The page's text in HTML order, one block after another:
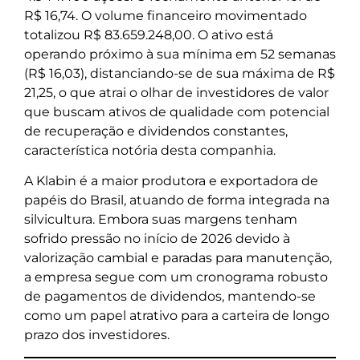
R$ 16,74. O volume financeiro movimentado
totalizou R$ 83.659.248,00. O ativo está
operando próximo à sua mínima em 52 semanas
(R$ 16,03), distanciando-se de sua máxima de R$
21,25, o que atrai o olhar de investidores de valor
que buscam ativos de qualidade com potencial
de recuperação e dividendos constantes,
característica notória desta companhia.
A Klabin é a maior produtora e exportadora de
papéis do Brasil, atuando de forma integrada na
silvicultura. Embora suas margens tenham
sofrido pressão no início de 2026 devido à
valorização cambial e paradas para manutenção,
a empresa segue com um cronograma robusto
de pagamentos de dividendos, mantendo-se
como um papel atrativo para a carteira de longo
prazo dos investidores.